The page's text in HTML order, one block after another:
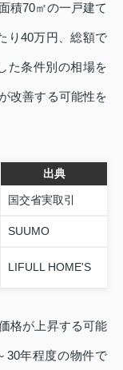
積70㎡の一戸建て
り40万円、総額で
た条件別の相場を
改善する可能性を
出典
国交省実取引
SUUMO
LIFULL HOME'S
格が上昇する可能
30年程度の物件で